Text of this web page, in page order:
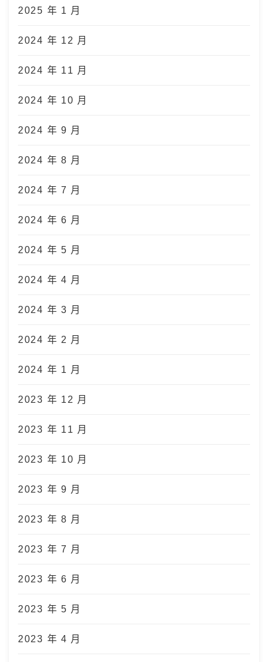
2025 年 1 月
2024 年 12 月
2024 年 11 月
2024 年 10 月
2024 年 9 月
2024 年 8 月
2024 年 7 月
2024 年 6 月
2024 年 5 月
2024 年 4 月
2024 年 3 月
2024 年 2 月
2024 年 1 月
2023 年 12 月
2023 年 11 月
2023 年 10 月
2023 年 9 月
2023 年 8 月
2023 年 7 月
2023 年 6 月
2023 年 5 月
2023 年 4 月